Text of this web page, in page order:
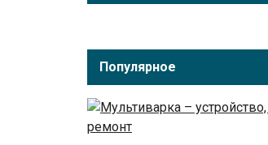
Популярное